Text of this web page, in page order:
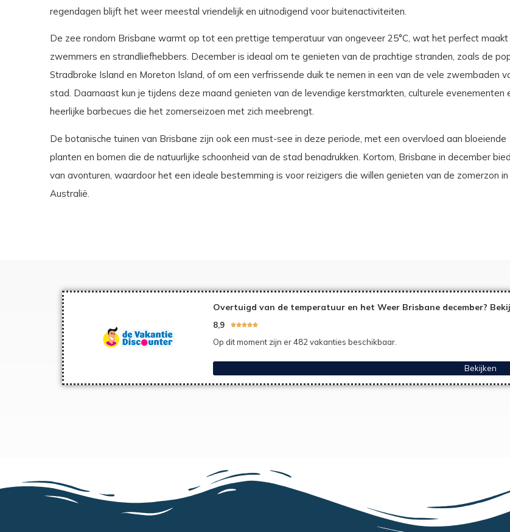
regendagen blijft het weer meestal vriendelijk en uitnodigend voor buitenactiviteiten.
De zee rondom Brisbane warmt op tot een prettige temperatuur van ongeveer 25°C, wat het perfect
zwemmers en strandliefhebbers. December is ideaal om te genieten van de prachtige stranden, zoals de
Stradbroke Island en Moreton Island, of om een verfrissende duik te nemen in een van de vele zwembaden
stad. Daarnaast kun je tijdens deze maand genieten van de levendige kerstmarkten, culturele evenementen
heerlijke barbecues die het zomerseizoen met zich meebrengt.
De botanische tuinen van Brisbane zijn ook een must-see in deze periode, met een overvloed aan bloeiende
planten en bomen die de natuurlijke schoonheid van de stad benadrukken. Kortom, Brisbane in december
van avonturen, waardoor het een ideale bestemming is voor reizigers die willen genieten van de zomerzon in
Australië.
Overtuigd van de temperatuur en het Weer Brisbane december?
8,9 
Op dit moment zijn er 482 vakanties beschikbaar.
Bekijken